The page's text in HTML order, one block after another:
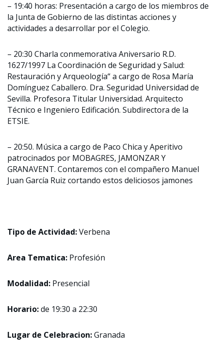
– 19:40 horas: Presentación a cargo de los miembros de
la Junta de Gobierno de las distintas acciones y
actividades a desarrollar por el Colegio.
– 20:30 Charla conmemorativa Aniversario R.D.
1627/1997 La Coordinación de Seguridad y Salud:
Restauración y Arqueología“ a cargo de Rosa María
Domínguez Caballero. Dra. Seguridad Universidad de
Sevilla. Profesora Titular Universidad. Arquitecto
Técnico e Ingeniero Edificación. Subdirectora de la
ETSIE.
– 20:50. Música a cargo de Paco Chica y Aperitivo
patrocinados por MOBAGRES, JAMONZAR Y
GRANAVENT. Contaremos con el compañero Manuel
Juan García Ruiz cortando estos deliciosos jamones
Tipo de Actividad:Verbena
Area Tematica: Profesión
Modalidad: Presencial
Horario:de 19:30 a 22:30
Lugar de Celebracion:Granada